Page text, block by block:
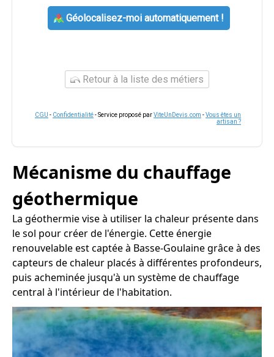
Géolocalisez-moi automatiquement !
Retour à la liste des métiers
CGU - Confidentialité- Service proposé parViteUnDevis.com -Vous êtes un
artisan ?
Mécanisme du chauffage
géothermique
La géothermie vise à utiliser la chaleur présente dans
le sol pour créer de l'énergie. Cette énergie
renouvelable est captée à Basse-Goulaine grâce à des
capteurs de chaleur placés à différentes profondeurs,
puis acheminée jusqu'à un système de chauffage
central à l'intérieur de l'habitation.